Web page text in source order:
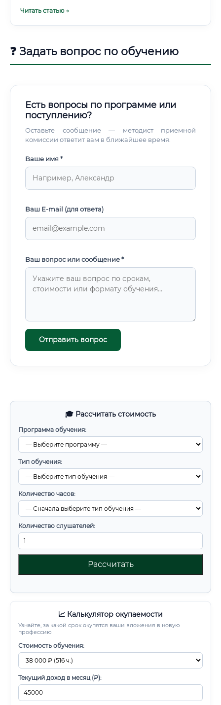
🎓 Рассчитать стоимость
Программа обучения:
Тип обучения:
Количество часов:
Количество слушателей:
Рассчитать
📈 Калькулятор окупаемости
Узнайте, за какой срок окупятся ваши вложения в новую
профессию
Стоимость обучения:
Текущий доход в месяц (₽):
вхождения в профессию: Путь 1: Классическое высшее
индустриальный университет.
Читать статью →
❓ Задать вопрос по обучению
Есть вопросы по программе или
поступлению?
Оставьте сообщение — методист приемной
комиссии ответит вам в ближайшее время.
Ваше имя *
Ваш E-mail (для ответа)
Ваш вопрос или сообщение *
Отправить вопрос